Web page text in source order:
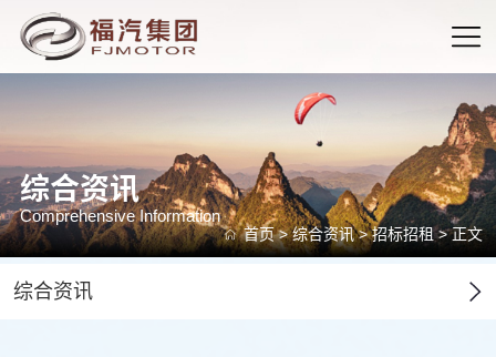
综合资讯
Comprehensive Information
首页>综合资讯>招标招租> 正文
综合资讯